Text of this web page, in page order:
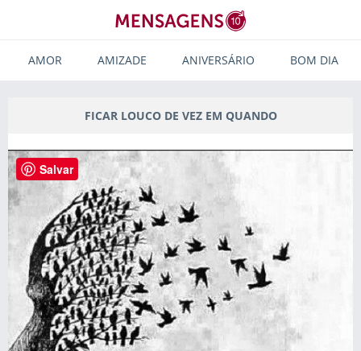
AMOR AMIZADE ANIVERSÁRIO BOM DIA
FICAR LOUCO DE VEZ EM QUANDO
Salvar